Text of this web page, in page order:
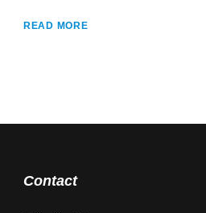
READ MORE
Contact